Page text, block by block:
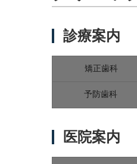
診療案内
矯正歯科
予防歯科
医院案内